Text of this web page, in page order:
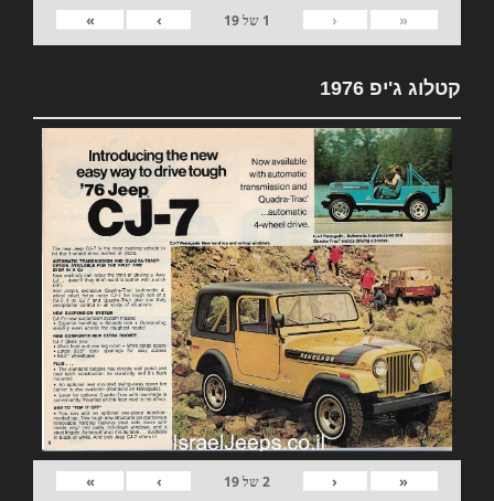
«
‹
1 של19
›
»
קטלוג ג'יפ 1976
«
‹
2של19
›
»